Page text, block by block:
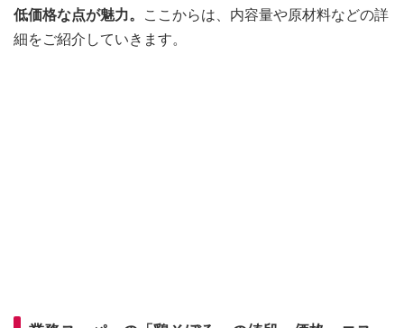
低価格な点が魅力。
ここからは、内容量や原材料などの詳
細をご紹介していきます。